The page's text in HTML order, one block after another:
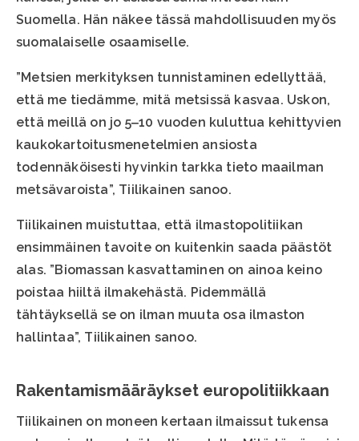
Suomella. Hän näkee tässä mahdollisuuden myös
suomalaiselle osaamiselle.
”Metsien merkityksen tunnistaminen edellyttää,
että me tiedämme, mitä metsissä kasvaa. Uskon,
että meillä on jo 5‒10 vuoden kuluttua kehittyvien
kaukokartoitusmenetelmien ansiosta
todennäköisesti hyvinkin tarkka tieto maailman
metsävaroista”, Tiilikainen sanoo.
Tiilikainen muistuttaa, että ilmastopolitiikan
ensimmäinen tavoite on kuitenkin saada päästöt
alas. ”Biomassan kasvattaminen on ainoa keino
poistaa hiiltä ilmakehästä. Pidemmällä
tähtäyksellä se on ilman muuta osa ilmaston
hallintaa”, Tiilikainen sanoo.
Rakentamismääräykset europolitiikkaan
Tiilikainen on moneen kertaan ilmaissut tukensa